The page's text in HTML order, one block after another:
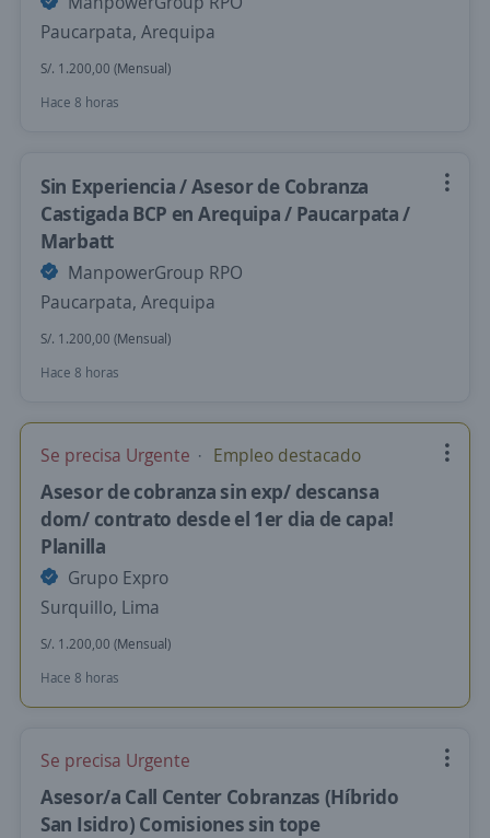
Paucarpata, Arequipa
S/. 1.200,00 (Mensual)
Hace 8 horas
Sin Experiencia / Asesor de Cobranza
Castigada BCP en Arequipa / Paucarpata /
Marbatt
ManpowerGroup RPO
Paucarpata, Arequipa
S/. 1.200,00 (Mensual)
Hace 8 horas
Se precisa Urgente Empleo destacado
Asesor de cobranza sin exp/ descansa
dom/ contrato desde el 1er dia de capa!
Planilla
Grupo Expro
Surquillo, Lima
S/. 1.200,00 (Mensual)
Hace 8 horas
Se precisa Urgente
Asesor/a Call Center Cobranzas (Híbrido
San Isidro) Comisiones sin tope